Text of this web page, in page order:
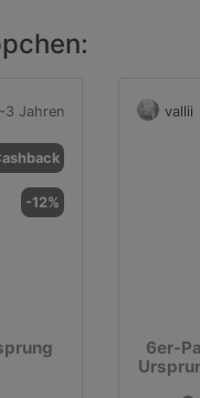
Jahren
-12%
vallii
6er-